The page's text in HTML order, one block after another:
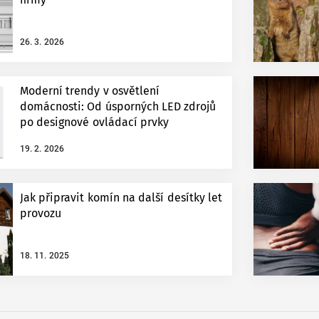
26. 3. 2026
Moderní trendy v osvětlení
domácnosti: Od úsporných LED zdrojů
po designové ovládací prvky
19. 2. 2026
Jak připravit komín na další desítky let
provozu
18. 11. 2025